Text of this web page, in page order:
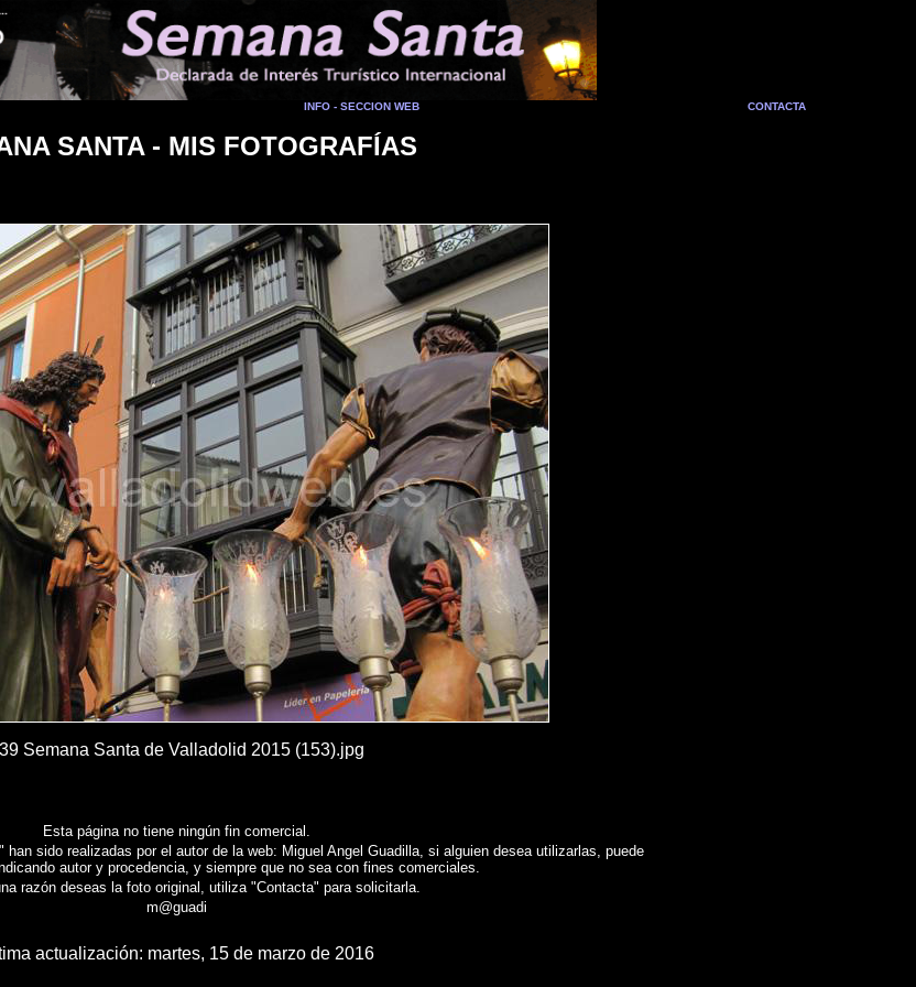
INFO - SECCION WEB CONTACTA
SANTA - MIS FOTOGRAFÍAS
Semana Santa de Valladolid 2015 (153).jpg
Esta página no tiene ningún fin comercial.
sido realizadas por el autor de la web: Miguel Angel Guadilla, si alguien desea utilizarlas, puede
autor y procedencia, y siempre que no sea con fines comerciales.
razón deseas la foto original, utiliza "Contacta" para solicitarla.
m@guadi
actualización: martes, 15 de marzo de 2016